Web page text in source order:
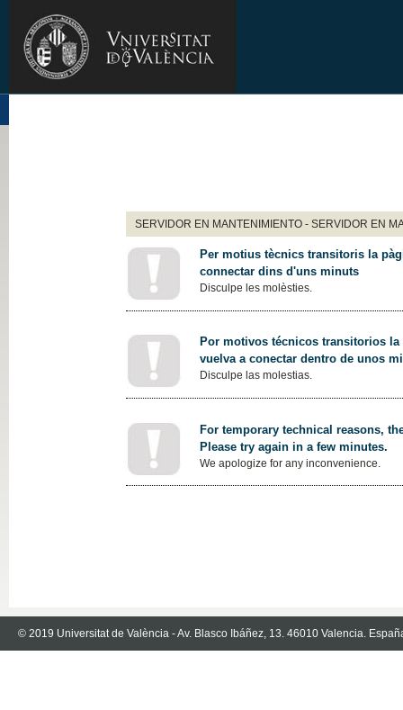
SERVIDOR EN MANTENIMIENTO - SERVIDOR EN
Per motius tècnics transitoris la
connectar dins d'uns minuts
Disculpe les molèsties.
Por motivos técnicos transitorios
vuelva a conectar dentro de unos
Disculpe las molestias.
For temporary technical reasons,
Please try again in a few minutes.
We apologize for any inconvenience.
© 2019 Universitat de València - Av. Blasco Ibáñez, 13. 46010 Valencia.